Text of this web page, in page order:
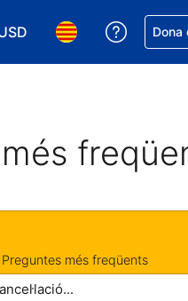
Tria la moneda. La
Tria l'idioma.
RepDona
més freqüents